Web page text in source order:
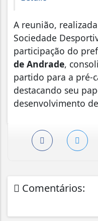
A reunião,
Sociedade
participação do
de Andrade,
partido para a pré-
destacando seu
desenvolvimento
Comentários: